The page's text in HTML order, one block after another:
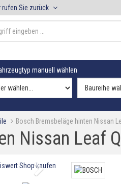
rufen Sie zurück
manuell wählen
Bosch Bremsbeläge hinten Nissan
Nissan Leaf